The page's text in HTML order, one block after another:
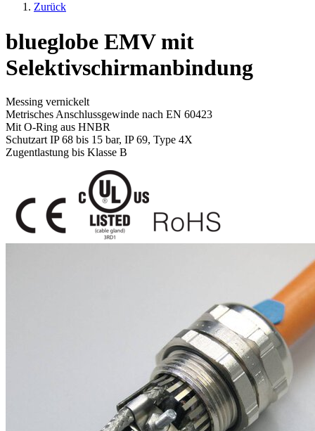
Zurück
blueglobe EMV mit
Selektivschirmanbindung
Messing vernickelt
Metrisches Anschlussgewinde nach EN 60423
Mit O-Ring aus HNBR
Schutzart IP 68 bis 15 bar, IP 69, Type 4X
Zugentlastung bis Klasse B